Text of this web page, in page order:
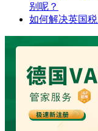
别呢？
如何解决英国